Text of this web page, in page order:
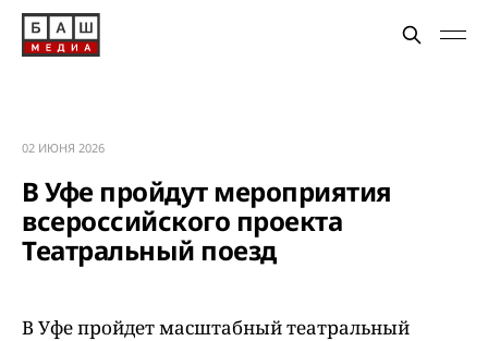
02 ИЮНЯ 2026
В Уфе пройдут мероприятия
всероссийского проекта
Театральный поезд
В Уфе пройдет масштабный театральный